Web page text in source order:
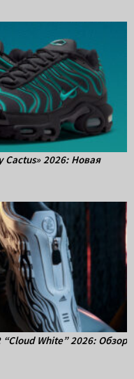
Cactus» 2026: Новая
White” 2026: Обзор